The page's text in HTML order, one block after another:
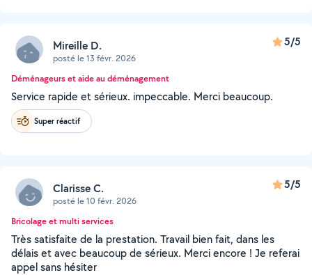
Mireille D.
posté le 13 févr. 2026
5/5
Déménageurs et aide au déménagement
Service rapide et sérieux. impeccable. Merci beaucoup.
Super réactif
Clarisse C.
posté le 10 févr. 2026
5/5
Bricolage et multi services
Très satisfaite de la prestation. Travail bien fait, dans les
délais et avec beaucoup de sérieux. Merci encore ! Je referai
appel sans hésiter